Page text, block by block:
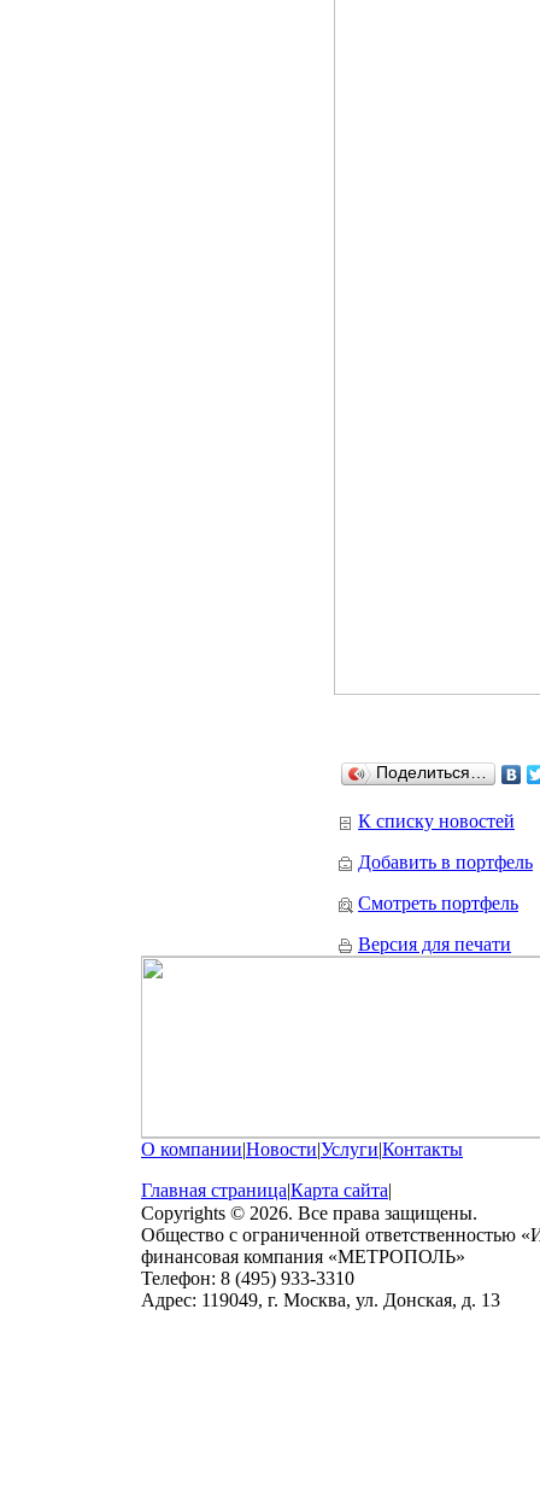
Поделиться…
К списку новостей
Добавить в портфель
Смотреть портфель
Версия для печати
О компании|Новости|Услуги|Контакты
Главная страница|Карта сайта|
Copyrights © 2026. Все права защищены.
Общество с ограниченной ответственностью
финансовая компания «МЕТРОПОЛЬ»
Телефон: 8 (495) 933-3310
Адрес: 119049, г. Москва, ул. Донская, д. 13